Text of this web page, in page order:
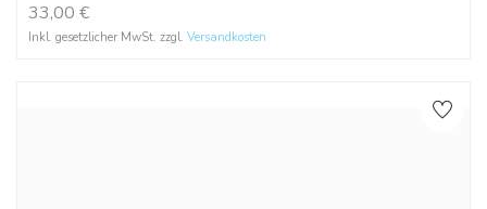
33,00 €
Inkl. gesetzlicher MwSt. zzgl. Versandkosten